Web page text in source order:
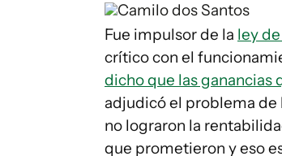
Camilo dos Santos
Fue impulsor de la ley
crítico con el
dicho que las ganancias
adjudicó el problema de
no lograron la
que prometieron y eso